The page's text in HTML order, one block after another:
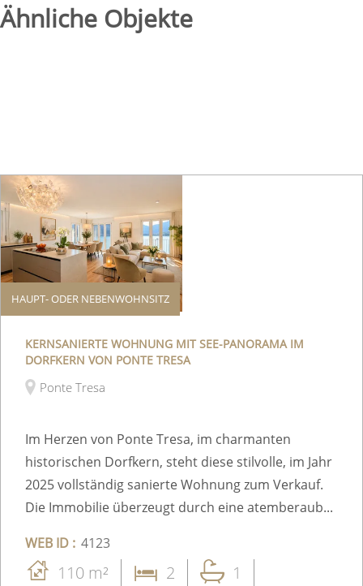
Ähnliche Objekte
HAUPT- ODER NEBENWOHNSITZ
KERNSANIERTE WOHNUNG MIT SEE-PANORAMA IM
DORFKERN VON PONTE TRESA
Ponte Tresa
Im Herzen von Ponte Tresa, im charmanten
historischen Dorfkern, steht diese stilvolle, im Jahr
2025 vollständig sanierte Wohnung zum Verkauf.
Die Immobilie überzeugt durch eine atemberaub...
WEB ID : 4123
110 m² 2 1